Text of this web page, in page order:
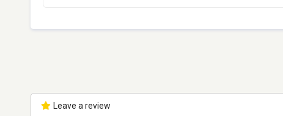
Leave a review